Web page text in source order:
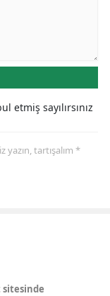
etmiş sayılırsınız
tartışalım *